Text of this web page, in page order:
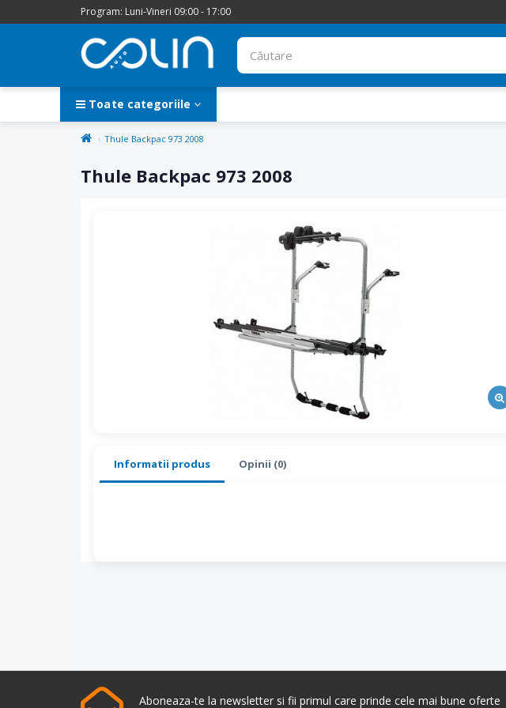
Program: Luni-Vineri 09:00 - 17:00
Toate categoriile
Thule Backpac 973 2008
Thule Backpac 973 2008
Informatii produs Opinii (0)
Aboneaza-te la newsletter si fii primul care prinde cele mai bune oferte